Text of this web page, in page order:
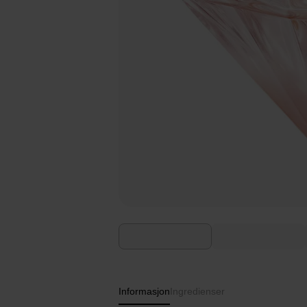
Informasjon Ingredienser